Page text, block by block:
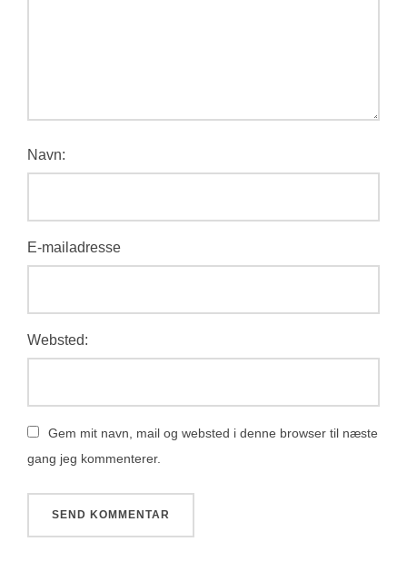
Navn:
E-mailadresse
Websted:
Gem mit navn, mail og websted i denne browser til næste
gang jeg kommenterer.